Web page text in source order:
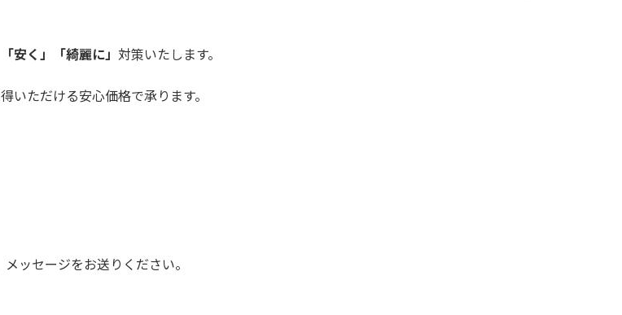
「安く」「綺麗に」 対策いたします。
いただける安心価格で承ります。
ッセージをお送りください。